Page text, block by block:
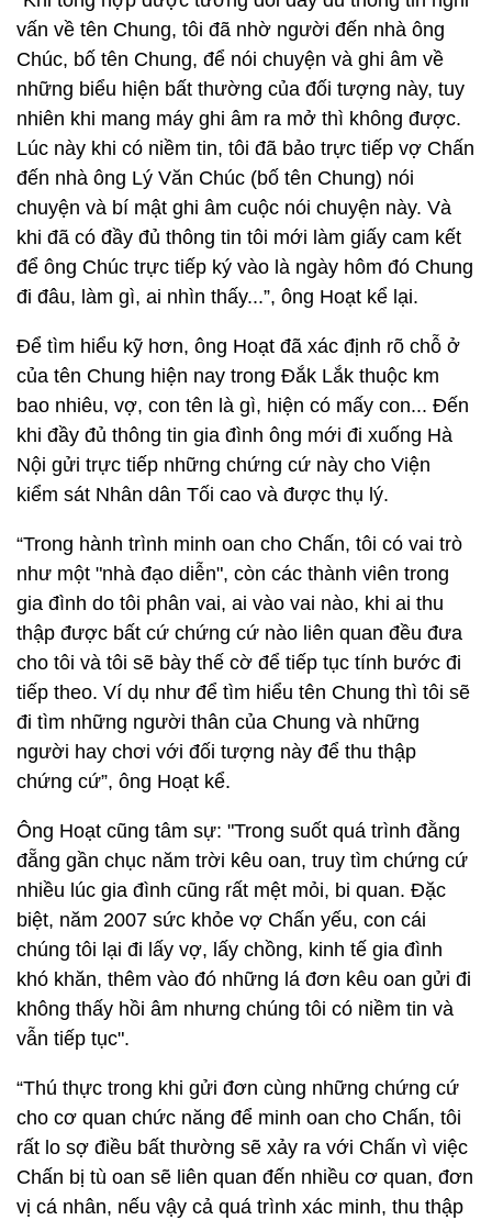
vấn về tên Chung, tôi đã nhờ người đến nhà ông
Chúc, bố tên Chung, để nói chuyện và ghi âm về
những biểu hiện bất thường của đối tượng này, tuy
nhiên khi mang máy ghi âm ra mở thì không được.
Lúc này khi có niềm tin, tôi đã bảo trực tiếp vợ Chấn
đến nhà ông Lý Văn Chúc (bố tên Chung) nói
chuyện và bí mật ghi âm cuộc nói chuyện này. Và
khi đã có đầy đủ thông tin tôi mới làm giấy cam kết
để ông Chúc trực tiếp ký vào là ngày hôm đó Chung
đi đâu, làm gì, ai nhìn thấy...”, ông Hoạt kể lại.
Để tìm hiểu kỹ hơn, ông Hoạt đã xác định rõ chỗ ở
của tên Chung hiện nay trong Đắk Lắk thuộc km
bao nhiêu, vợ, con tên là gì, hiện có mấy con... Đến
khi đầy đủ thông tin gia đình ông mới đi xuống Hà
Nội gửi trực tiếp những chứng cứ này cho Viện
kiểm sát Nhân dân Tối cao và được thụ lý.
“Trong hành trình minh oan cho Chấn, tôi có vai trò
như một "nhà đạo diễn", còn các thành viên trong
gia đình do tôi phân vai, ai vào vai nào, khi ai thu
thập được bất cứ chứng cứ nào liên quan đều đưa
cho tôi và tôi sẽ bày thế cờ để tiếp tục tính bước đi
tiếp theo. Ví dụ như để tìm hiểu tên Chung thì tôi sẽ
đi tìm những người thân của Chung và những
người hay chơi với đối tượng này để thu thập
chứng cứ”, ông Hoạt kể.
Ông Hoạt cũng tâm sự: "Trong suốt quá trình đằng
đẵng gần chục năm trời kêu oan, truy tìm chứng cứ
nhiều lúc gia đình cũng rất mệt mỏi, bi quan. Đặc
biệt, năm 2007 sức khỏe vợ Chấn yếu, con cái
chúng tôi lại đi lấy vợ, lấy chồng, kinh tế gia đình
khó khăn, thêm vào đó những lá đơn kêu oan gửi đi
không thấy hồi âm nhưng chúng tôi có niềm tin và
vẫn tiếp tục".
“Thú thực trong khi gửi đơn cùng những chứng cứ
cho cơ quan chức năng để minh oan cho Chấn, tôi
rất lo sợ điều bất thường sẽ xảy ra với Chấn vì việc
Chấn bị tù oan sẽ liên quan đến nhiều cơ quan, đơn
vị cá nhân, nếu vậy cả quá trình xác minh, thu thập